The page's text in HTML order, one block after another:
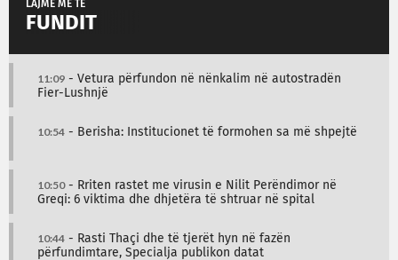
LAJME MË TË
FUNDIT
11:09 - Vetura përfundon në nënkalim në autostradën
Fier-Lushnjë
10:54 - Berisha: Institucionet të formohen sa më shpejtë
10:50- Rriten rastet me virusin e Nilit Perëndimor në
Greqi: 6 viktima dhe dhjetëra të shtruar në spital
10:44 - Rasti Thaçi dhe të tjerët hyn në fazën
përfundimtare, Specialja publikon datat